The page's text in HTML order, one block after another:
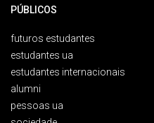
PÚBLICOS
futuros estudantes
estudantes ua
estudantes internacionais
alumni
pessoas ua